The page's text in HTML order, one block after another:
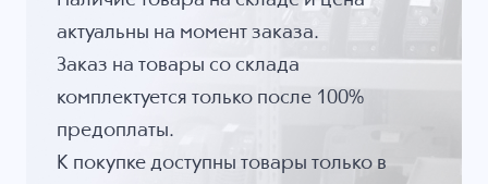
актуальны на момент заказа.
Заказ на товары со склада
комплектуется только после 100%
предоплаты.
К покупке доступны товары только в